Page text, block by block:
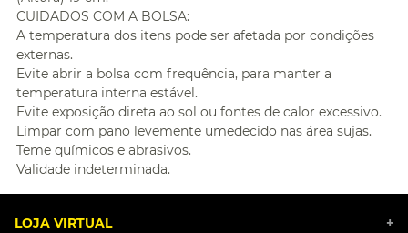
CUIDADOS COM A BOLSA:
A temperatura dos itens pode ser afetada por condições
externas.
Evite abrir a bolsa com frequência, para manter a
temperatura interna estável.
Evite exposição direta ao sol ou fontes de calor excessivo.
Limpar com pano levemente umedecido nas área sujas.
Teme químicos e abrasivos.
Validade indeterminada.
LOJA VIRTUAL +